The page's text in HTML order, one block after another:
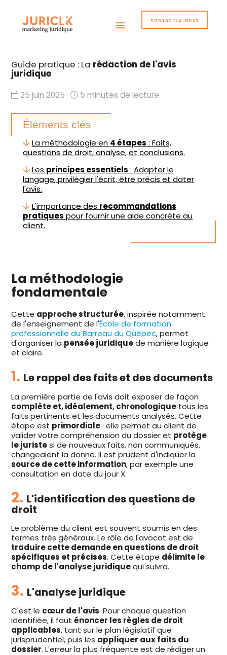
menu CONTACTEZ-NOUS
Guide pratique : La rédaction de l'avis
juridique
25 juin 2025 · 5 minutes de lecture
Éléments clés
La méthodologie en 4 étapes : Faits,
questions de droit, analyse, et conclusions.
Les principes essentiels : Adapter le
langage, privilégier l'écrit, être précis et dater
l'avis.
L'importance des recommandations
pratiques pour fournir une aide concrète au
client.
La méthodologie
fondamentale
Cette approche structurée, inspirée notamment
de l'enseignement de l'École de formation
professionnelle du Barreau du Québec, permet
d'organiser la pensée juridiquede manière logique
et claire.
1. Le rappel des faits et des documents
La première partie de l'avis doit exposer de façon
complète et, idéalement, chronologique tous les
faits pertinents et les documents analysés. Cette
étape est primordiale: elle permet au client de
valider votre compréhension du dossier et protège
le juristesi de nouveaux faits, non communiqués,
changeaient la donne. Il est prudent d'indiquer la
source de cette information, par exemple une
consultation en date du jour X.
2. L'identification des questions de
droit
Le problème du client est souvent soumis en des
termes très généraux. Le rôle de l'avocat est de
traduire cette demande en questions de droit
spécifiques et précises. Cette étape délimite le
champ de l'analyse juridiquequi suivra.
3. L'analyse juridique
C'est le cœur de l'avis. Pour chaque question
identifiée, il fauténoncer les règles de droit
applicables, tant sur le plan législatif que
jurisprudentiel, puis les appliquer aux faits du
dossier. L'erreur la plus fréquente est de rédiger un